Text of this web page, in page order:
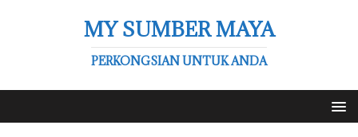
MY SUMBER MAYA
PERKONGSIAN UNTUK ANDA